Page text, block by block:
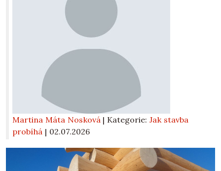
Martina Máta Nosková | Kategorie:Jak stavba
probíhá | 02.07.2026